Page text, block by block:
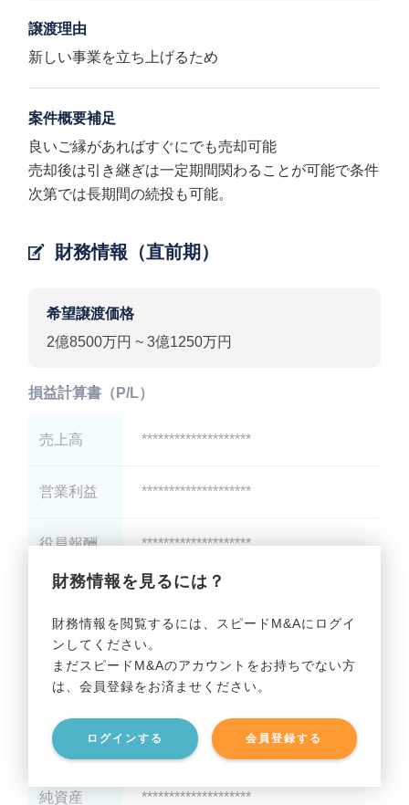
譲渡理由
新しい事業を立ち上げるため
案件概要補足
良いご縁があればすぐにでも売却可能
売却後は引き継ぎは一定期間関わることが可能で条件
次第では長期間の続投も可能。
財務情報（直前期）
希望譲渡価格
2億8500万円 ~ 3億1250万円
財務情報を見るには？
財務情報を閲覧するには、スピードM&Aにログイ
ンしてください。
まだスピードM&Aのアカウントをお持ちでない方
は、会員登録をお済ませください。
ログインする 会員登録する
損益計算書（P/L）
売上高 ********************
営業利益 ********************
役員報酬 ********************
貸借対照表（B/S）
総資産 ********************
有利子負債 ********************
純資産 ********************